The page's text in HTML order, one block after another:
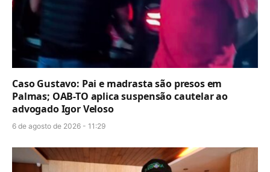
Caso Gustavo: Pai e madrasta são presos em
Palmas; OAB-TO aplica suspensão cautelar ao
advogado Igor Veloso
6 de agosto de 2026 - 11:29